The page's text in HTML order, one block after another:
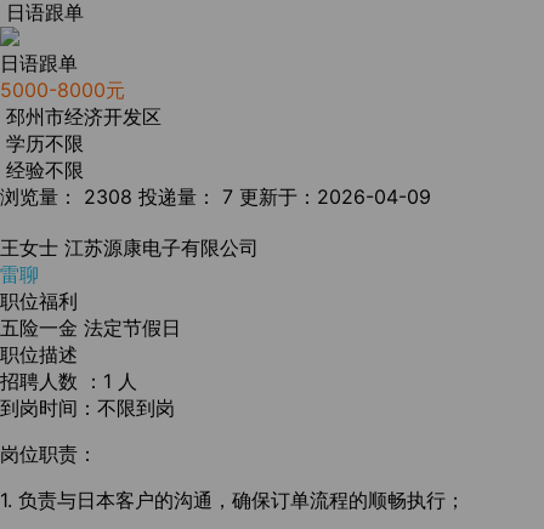
日语跟单
日语跟单
5000-8000元
邳州市经济开发区
学历不限
经验不限
浏览量： 2308 投递量： 7 更新于：2026-04-09
王女士 江苏源康电子有限公司
雷聊
职位福利
五险一金 法定节假日
职位描述
招聘人数 ：1 人
到岗时间：不限到岗
岗位职责：
1. 负责与日本客户的沟通，确保订单流程的顺畅执行；